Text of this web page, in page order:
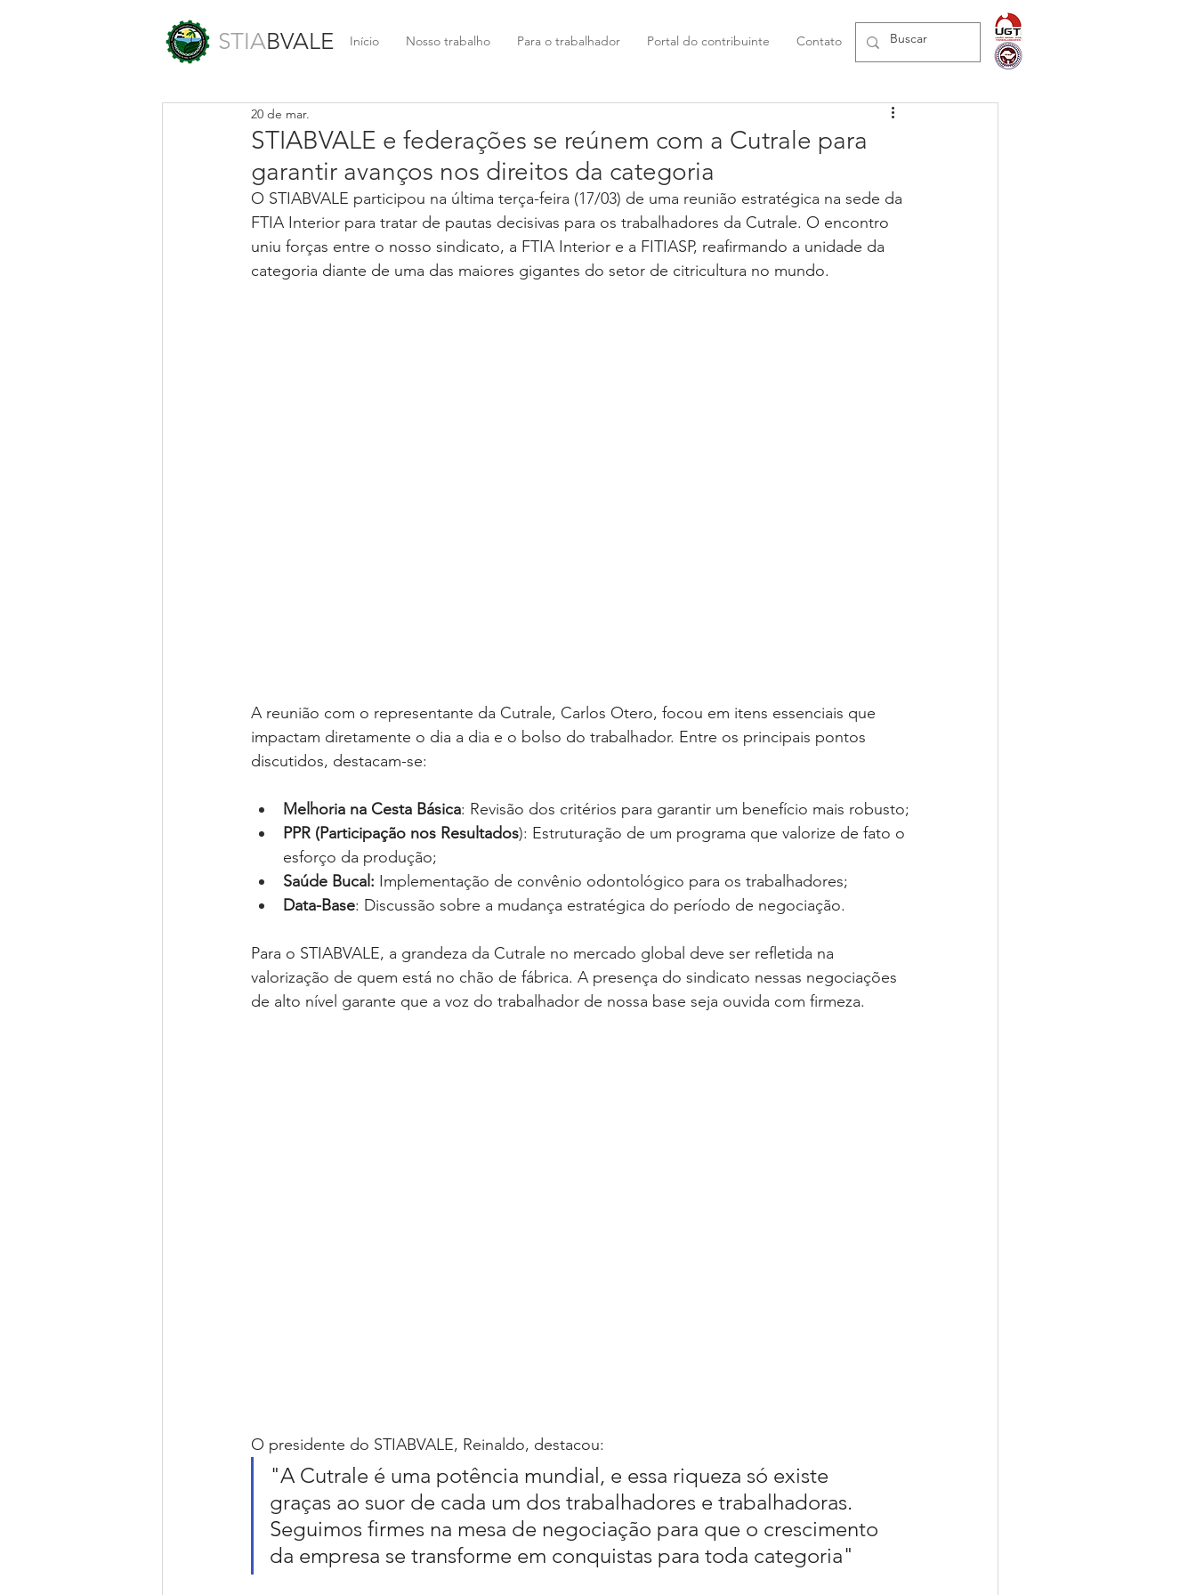
STIABVALE Início Nosso trabalho Para o trabalhador Portal do contribuinte Contato
STIABVALE e federações se reúnem com a Cutrale para
garantir avanços nos direitos da categoria
20 de mar.
O STIABVALE participou na última terça-feira (17/03) de uma reunião estratégica na sede da
FTIA Interior para tratar de pautas decisivas para os trabalhadores da Cutrale. O encontro
uniu forças entre o nosso sindicato, a FTIA Interior e a FITIASP, reafirmando a unidade da
categoria diante de uma das maiores gigantes do setor de citricultura no mundo.
A reunião com o representante da Cutrale, Carlos Otero, focou em itens essenciais que
impactam diretamente o dia a dia e o bolso do trabalhador. Entre os principais pontos
discutidos, destacam-se:
Melhoria na Cesta Básica: Revisão dos critérios para garantir um benefício mais robusto;
PPR (Participação nos Resultados): Estruturação de um programa que valorize de fato o
esforço da produção;
Saúde Bucal: Implementação de convênio odontológico para os trabalhadores;
Data-Base: Discussão sobre a mudança estratégica do período de negociação.
Para o STIABVALE, a grandeza da Cutrale no mercado global deve ser refletida na
valorização de quem está no chão de fábrica. A presença do sindicato nessas negociações
de alto nível garante que a voz do trabalhador de nossa base seja ouvida com firmeza.
O presidente do STIABVALE, Reinaldo, destacou:
"A Cutrale é uma potência mundial, e essa riqueza só existe
graças ao suor de cada um dos trabalhadores e trabalhadoras.
Seguimos firmes na mesa de negociação para que o crescimento
da empresa se transforme em conquistas para toda categoria"